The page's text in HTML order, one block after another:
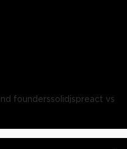
founderssolidjspreact vs